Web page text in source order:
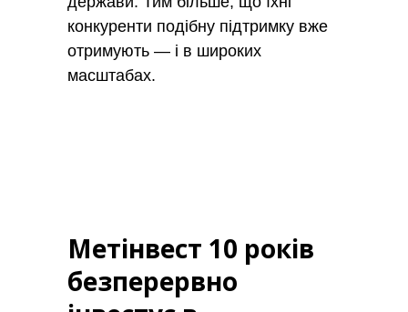
конкуренти подібну підтримку вже
отримують — і в широких
масштабах.
Метінвест 10 років
безперервно